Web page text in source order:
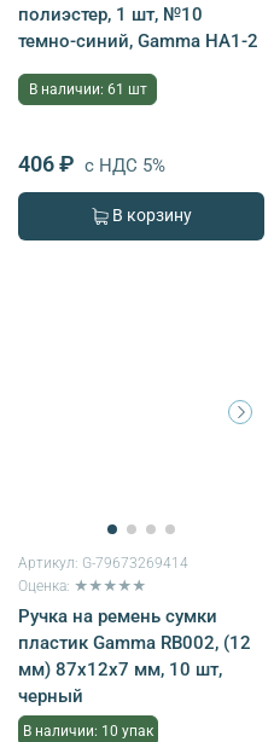
полиэстер, 1 шт, №10
темно-синий, Gamma HA1-2
В наличии: 61 шт
406 ₽ с НДС 5%
В корзину
Артикул: G-79673269414
Оценка: ★★★★★
Ручка на ремень сумки
пластик Gamma RB002, (12
мм) 87х12х7 мм, 10 шт,
черный
В наличии: 10 упак